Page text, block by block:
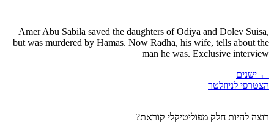
Amer Abu Sabila saved the daughters of Odiya and Dolev Suisa,
but was murdered by Hamas. Now Radha, his wife, tells about the
man he was. Exclusive interview
← ישנים
הצטרפי לניוזלטר
רוצה להיות חלק מפוליטיקלי קוראת?